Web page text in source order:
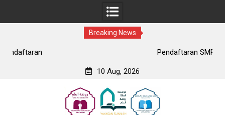
Breaking News
Pendaftaran SMP Tahfidz Putri
10 Aug, 2026